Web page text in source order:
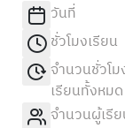
วันที่
ชั่วโมงเรียน
จำนวนชั่วโม
เรียนทั้งหมด
จำนวนผู้เรี